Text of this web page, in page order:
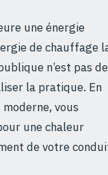
une énergie
de chauffage
n’est pas de
la pratique. En
vous
une chaleur
de votre